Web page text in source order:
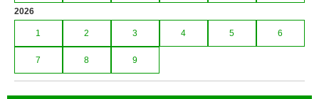
2026
1 2 3 4 5 6
7 8 9